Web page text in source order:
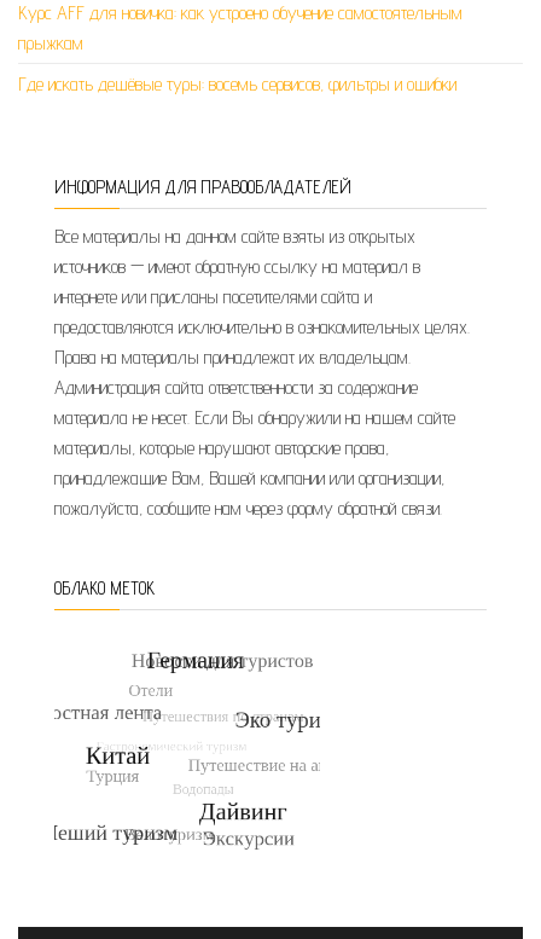
Курс AFF для новичка: как устроено обучение самостоятельным
прыжкам
Где искать дешёвые туры: восемь сервисов, фильтры и ошибки
ИНФОРМАЦИЯ ДЛЯ ПРАВООБЛАДАТЕЛЕЙ
Все материалы на данном сайте взяты из открытых
источников — имеют обратную ссылку на материал в
интернете или присланы посетителями сайта и
предоставляются исключительно в ознакомительных целях.
Права на материалы принадлежат их владельцам.
Администрация сайта ответственности за содержание
материала не несет. Если Вы обнаружили на нашем сайте
материалы, которые нарушают авторские права,
принадлежащие Вам, Вашей компании или организации,
пожалуйста, сообщите нам через форму обратной связи.
ОБЛАКО МЕТОК